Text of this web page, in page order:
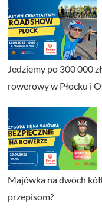
Jedziemy po 300 000
rowerowy w Płocku i
Majówka na dwóch
przepisom?